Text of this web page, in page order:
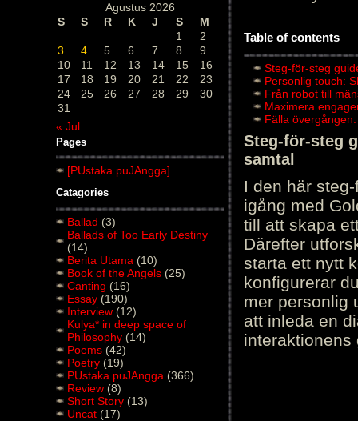
Agustus 2026
S
S R K J S
M
1
2
3
4 5 6 7 8
9
10
11 12 13 14 15
16
17
18 19 20 21 22
23
24
25 26 27 28 29
30
31
« Jul
Pages
[PUstaka puJAngga]
Catagories
Ballad (3)
Ballads of Too Early Destiny
(14)
Berita Utama (10)
Book of the Angels (25)
Canting (16)
Essay (190)
Interview (12)
Kulya* in deep space of
Philosophy (14)
Poems (42)
Poetry (19)
PUstaka puJAngga (366)
Review (8)
Short Story (13)
Uncat (17)
Table of contents
Steg-för-steg
Personlig touch:
Från robot till
Maximera
Fälla
Steg-för-steg
samtal
I den här
igång med
till att skapa
Därefter
starta ett nytt
konfigurerar
mer personlig
att inleda en
interaktionens